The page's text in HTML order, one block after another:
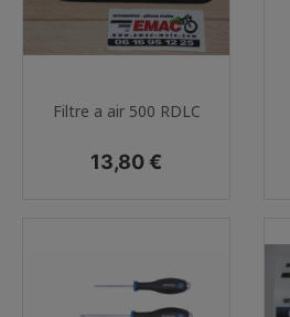
Filtre a air 500 RDLC
Prix
13,80 €